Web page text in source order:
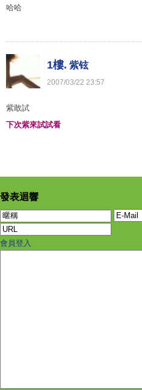
哈哈
1樓. 紫铉
2007/03/22 23:57
紫敢試
下次紫來試試看
發表迴響
會員登入